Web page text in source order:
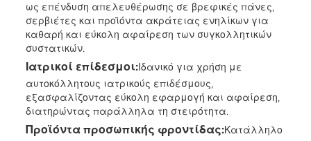
ως επένδυση απελευθέρωσης σε βρεφικές πάνες,
σερβιέτες και προϊόντα ακράτειας ενηλίκων για
καθαρή και εύκολη αφαίρεση των συγκολλητικών
συστατικών.
Ιατρικοί επίδεσμοι: Ιδανικό για χρήση με
αυτοκόλλητους ιατρικούς επιδέσμους,
εξασφαλίζοντας εύκολη εφαρμογή και αφαίρεση,
διατηρώντας παράλληλα τη στειρότητα.
Προϊόντα προσωπικής φροντίδας:Κατάλληλο